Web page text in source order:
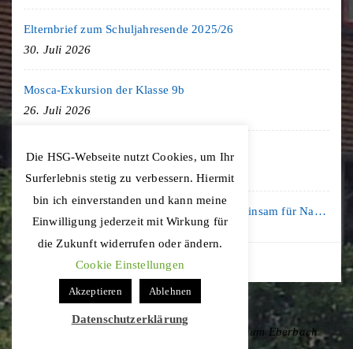
Elternbrief zum Schuljahresende 2025/26
30. Juli 2026
Mosca-Exkursion der Klasse 9b
26. Juli 2026
Freiburg-Exkursion des Geschichte LK
20. Juli 2026
Kooperation mit der KLIMA ARENA: Gemeinsam für Nachhaltigkeit und Klimaschutz
16. Juli 2026
Copyright © 2020 Hohenstaufen-Gymnasium Eberbach
Die HSG-Webseite nutzt Cookies, um Ihr
Surferlebnis stetig zu verbessern. Hiermit
bin ich einverstanden und kann meine
Einwilligung jederzeit mit Wirkung für
die Zukunft widerrufen oder ändern.
Cookie Einstellungen
Akzeptieren Ablehnen
Datenschutzerklärung